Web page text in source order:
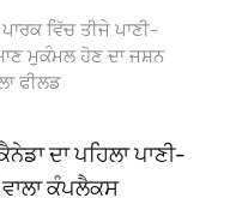
ਵਿੱਚ ਤੀਜੇ ਪਾਣੀ-
ਮੁਕੰਮਲ ਹੋਣ ਦਾ ਜਸ਼ਨ
ਫੀਲਡ
ਦਾ ਪਹਿਲਾ ਪਾਣੀ-
ਵਾਲਾ ਕੰਪਲੈਕਸ